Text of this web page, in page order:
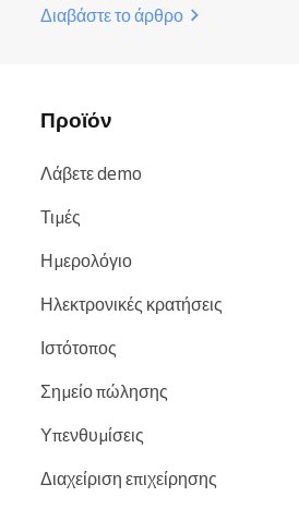
Διαβάστε το άρθρο
Προϊόν
Λάβετε demo
Τιμές
Ημερολόγιο
Ηλεκτρονικές κρατήσεις
Ιστότοπος
Σημείο πώλησης
Υπενθυμίσεις
Διαχείριση επιχείρησης